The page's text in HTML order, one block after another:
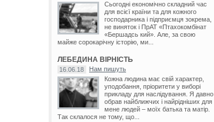
Сьогодні економічно складний час
для всієї країни та для кожного
господарника і підприємця зокрема,
не виняток і ПрАТ «Птахокомбінат
«Бершадсь кий». Але, за свою
майже сорокарічну історію, ми...
ЛЕБЕДИНА ВІРНІСТЬ
16.06.18
Нам пишуть
Кожна людина має свій характер,
уподобання, пріоритети у виборі
прикладу для наслідування. Я давно
обрав найближчих і найрідніших для
мене людей – моїх батька та матір.
Так склалося не тому, що...